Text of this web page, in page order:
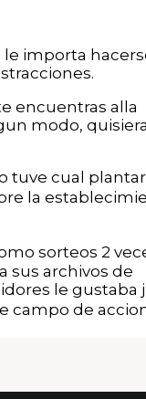
le importa
encuentras alla
modo,
tuve cual
la
sorteos 2
sus archivos de
le gustaba
campo de